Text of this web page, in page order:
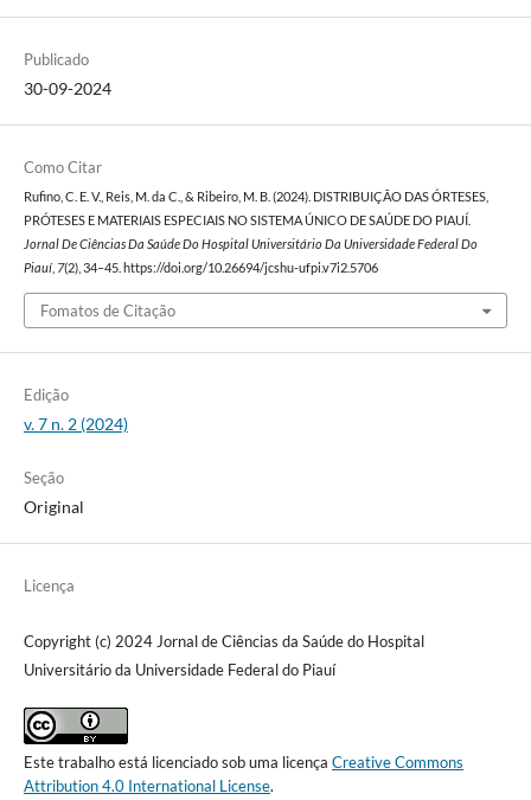
Publicado
30-09-2024
Como Citar
Rufino, C. E. V., Reis, M. da C., & Ribeiro, M. B. (2024). DISTRIBUIÇÃO DAS ÓRTESES,
PRÓTESES E MATERIAIS ESPECIAIS NO SISTEMA ÚNICO DE SAÚDE DO PIAUÍ.
Jornal De Ciências Da Saúde Do Hospital Universitário Da Universidade Federal Do
Piauí, 7(2), 34–45. https://doi.org/10.26694/jcshu-ufpi.v7i2.5706
Fomatos de Citação
Edição
v. 7 n. 2 (2024)
Seção
Original
Licença
Copyright (c) 2024 Jornal de Ciências da Saúde do Hospital
Universitário da Universidade Federal do Piauí
Este trabalho está licenciado sob uma licença Creative Commons
Attribution 4.0 International License.